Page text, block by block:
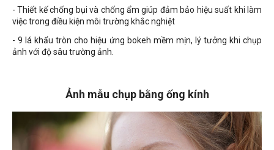
- Thiết kế chống bụi và chống ẩm giúp đảm bảo hiệu suất khi làm
việc trong điều kiện môi trường khắc nghiệt
- 9 lá khẩu tròn cho hiệu ứng bokeh mềm mịn, lý tưởng khi chụp
ảnh với độ sâu trường ảnh.
Ảnh mẫu chụp bằng ống kính